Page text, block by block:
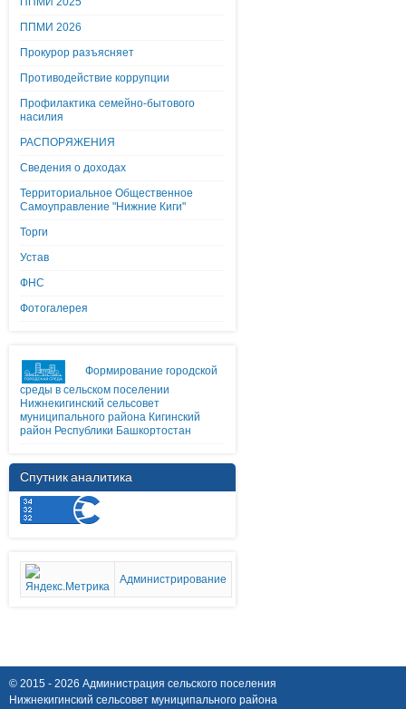
ППМИ 2026
Прокурор разъясняет
Противодействие коррупции
Профилактика семейно-бытового
насилия
РАСПОРЯЖЕНИЯ
Сведения о доходах
Территориальное Общественное
Самоуправление "Нижние Киги"
Торги
Устав
ФНС
Фотогалерея
Формирование городской
среды в сельском поселении
Нижнекигинский сельсовет
муниципального района Кигинский
район Республики Башкортостан
Спутник аналитика
Администрирование
© 2015 - 2026 Администрация сельского поселения
Нижнекигинский сельсовет муниципального района